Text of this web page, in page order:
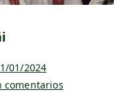
01/2024
comentarios